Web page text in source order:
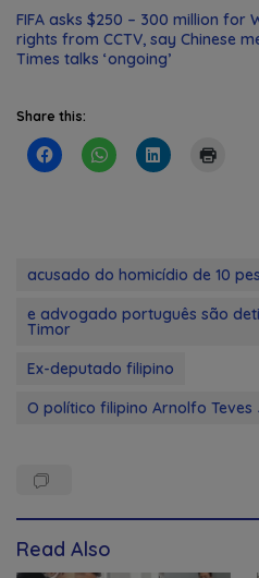
FIFA asks $250 – 300 million for
rights from CCTV, say Chinese
Times talks ‘ongoing’
Share this:
acusado do homicídio de 10
e advogado português são
Timor
Ex-deputado filipino
O político filipino Arnolfo Teves
Read Also